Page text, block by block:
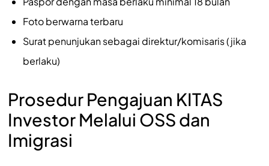
Foto berwarna terbaru
Surat penunjukan sebagai direktur/komisaris (jika
berlaku)
Prosedur Pengajuan KITAS
Investor Melalui OSS dan
Imigrasi